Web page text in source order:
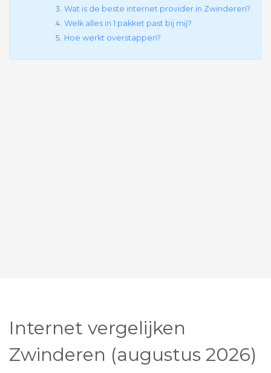
Wat is de beste internet provider in Zwinderen?
Welk alles in 1 pakket past bij mij?
Hoe werkt overstappen?
Internet vergelijken
Zwinderen (augustus 2026)